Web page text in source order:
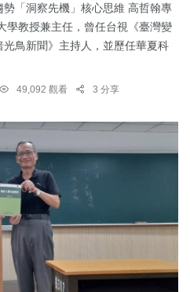
「洞察先機」核心思維 高哲翰專
學教授兼主任，曾任台視《臺灣變
鳥新聞》主持人，並歷任華夏科
49,092 觀看 3 分享